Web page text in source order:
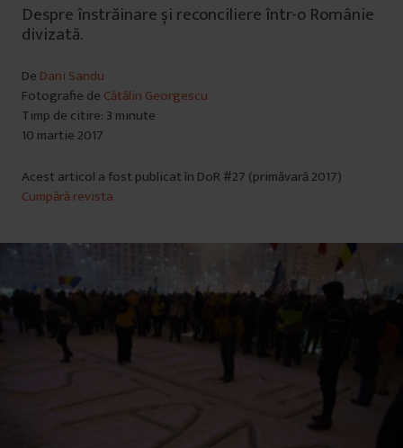
Despre înstrăinare și reconciliere într-o Românie
divizată.
De Dani Sandu
Fotografie de Cătălin Georgescu
Timp de citire: 3 minute
10 martie 2017
Acest articol a fost publicat în DoR #27 (primăvară 2017)
Cumpără revista